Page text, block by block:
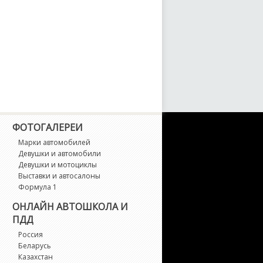
ФОТОГАЛЕРЕИ
Марки автомобилей
Девушки и автомобили
Девушки и мотоциклы
Выставки и автосалоны
Формула 1
ОНЛАЙН АВТОШКОЛА И
ПДД
Россия
Беларусь
Казахстан